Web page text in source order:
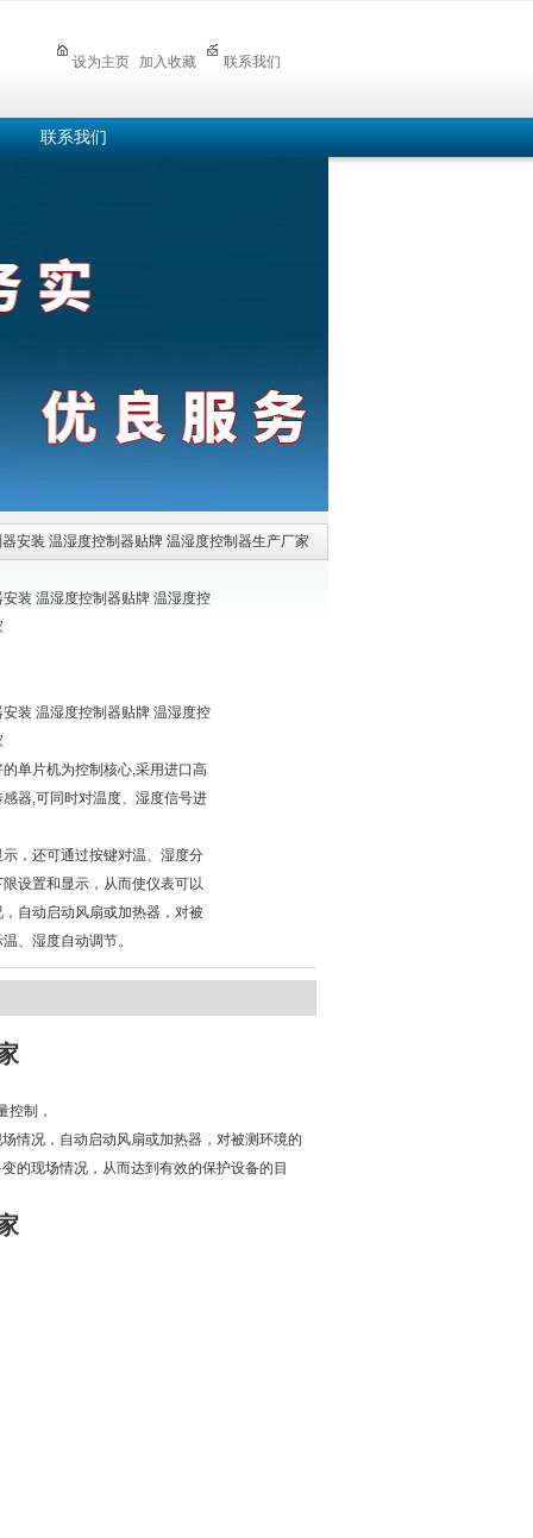
设为主页 加入收藏 联系我们
联系我们
安装 温湿度控制器贴牌 温湿度控制器生产厂家
装 温湿度控制器贴牌 温湿度控
装 温湿度控制器贴牌 温湿度控
单片机为控制核心,采用进口高
器,可同时对温度、湿度信号进
，还可通过按键对温、湿度分
设置和显示，从而使仪表可以
自动启动风扇或加热器，对被
、湿度自动调节。
控制，
情况，自动启动风扇或加热器，对被测环境的
的现场情况，从而达到有效的保护设备的目